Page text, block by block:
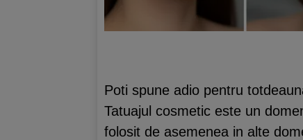
Poti spune adio pentru
Tatuajul cosmetic este un
folosit de asemenea in alte